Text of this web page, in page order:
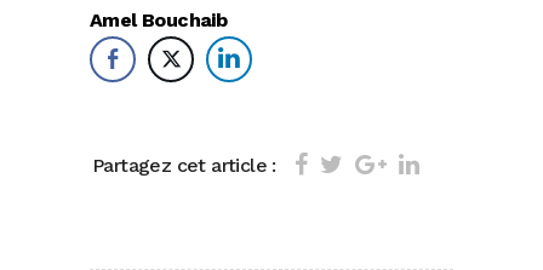
Amel Bouchaib
Partagez cet article :